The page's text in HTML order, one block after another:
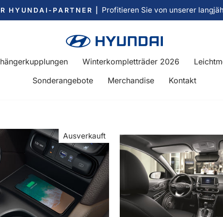
Pause
Diashow
HYUNDAI-PARTNER | Profitieren Sie von unserer
Winterkompletträder 2026
Sonderangebote
Merchandise Kontakt
Ausverkauft